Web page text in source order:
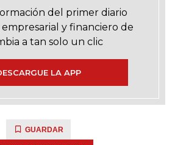
del primer diario
y financiero de
a tan solo un clic
LA APP
GUARDAR